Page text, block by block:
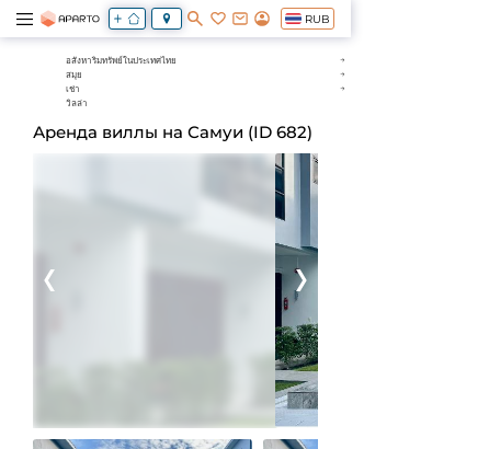
RUB
อสังหาริมทรัพย์ในประเทศไทย
สมุย
เช่า
วิลล่า
Аренда виллы на Самуи (ID 682)